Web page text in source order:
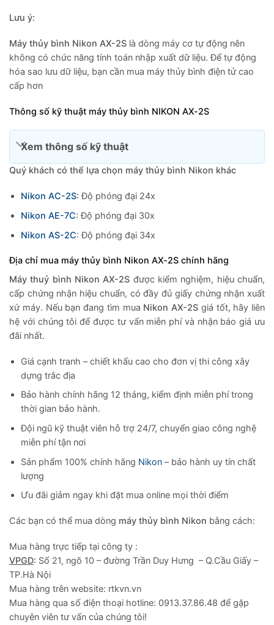
Lưu ý:
Máy thủy bình Nikon AX-2S là dòng máy cơ tự động nên
không có chức năng tính toán nhập xuất dữ liệu. Để tự động
hóa sao lưu dữ liệu, bạn cần mua máy thủy bình điện tử cao
cấp hơn
Thông số kỹ thuật máy thủy bình NIKON AX-2S
Xem thông số kỹ thuật
Quý khách có thể lựa chọn máy thủy bình Nikon khác
Nikon AC-2S: Độ phóng đại 24x
Nikon AE-7C: Độ phóng đại 30x
Nikon AS-2C: Độ phóng đại 34x
Địa chỉ mua máy thủy bình Nikon AX-2S chính hãng
Máy thuỷ bình Nikon AX-2S được kiểm nghiệm, hiệu chuẩn,
cấp chứng nhận hiệu chuẩn, có đầy đủ giấy chứng nhận xuất
xứ máy. Nếu bạn đang tìm mua Nikon AX-2S giá tốt, hãy liên
hệ với chúng tôi để được tư vấn miễn phí và nhận báo giá ưu
đãi nhất.
Giá cạnh tranh – chiết khấu cao cho đơn vị thi công xây
dựng trắc địa
Bảo hành chính hãng 12 tháng, kiểm định miễn phí trong
thời gian bảo hành.
Đội ngũ kỹ thuật viên hỗ trợ 24/7, chuyển giao công nghệ
miễn phí tận nơi
Sản phẩm 100% chính hãng Nikon– bảo hành uy tín chất
lượng
Ưu đãi giảm ngay khi đặt mua online mọi thời điểm
Các bạn có thể mua dòng máy thủy bình Nikon bằng cách:
Mua hàng trực tiếp tại công ty :
VPGD: Số 21, ngõ 10 – đường Trần Duy Hưng – Q.Cầu Giấy –
TP.Hà Nội
Mua hàng trên website: rtkvn.vn
Mua hàng qua số điện thoại hotline: 0913.37.86.48 để gặp
chuyên viên tư vấn của chúng tôi!